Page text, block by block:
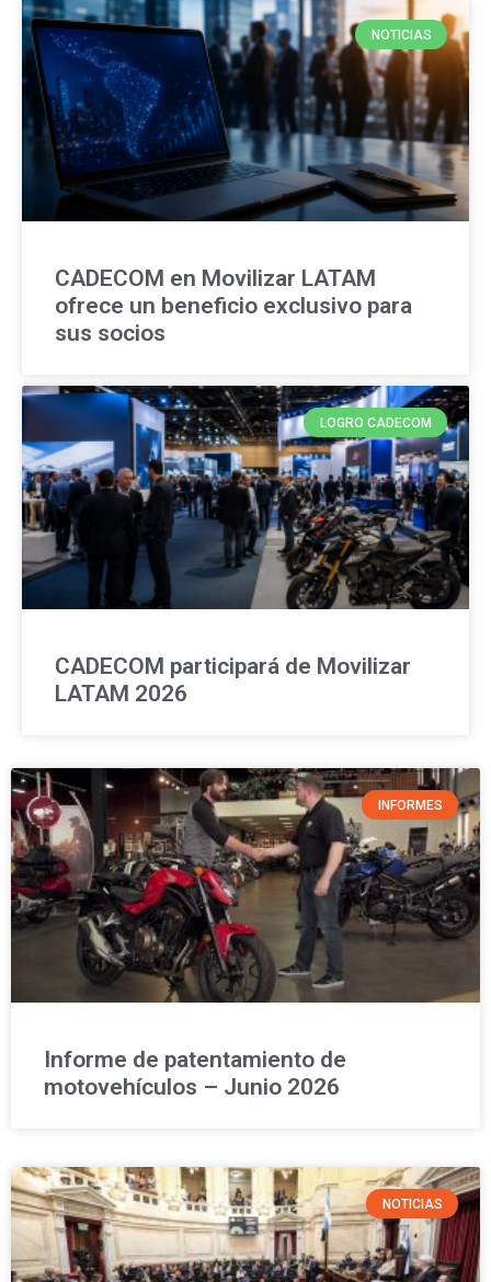
NOTICIAS
CADECOM en Movilizar LATAM
ofrece un beneficio exclusivo para
sus socios
LOGRO CADECOM
CADECOM participará de Movilizar
LATAM 2026
INFORMES
Informe de patentamiento de
motovehículos – Junio 2026
NOTICIAS